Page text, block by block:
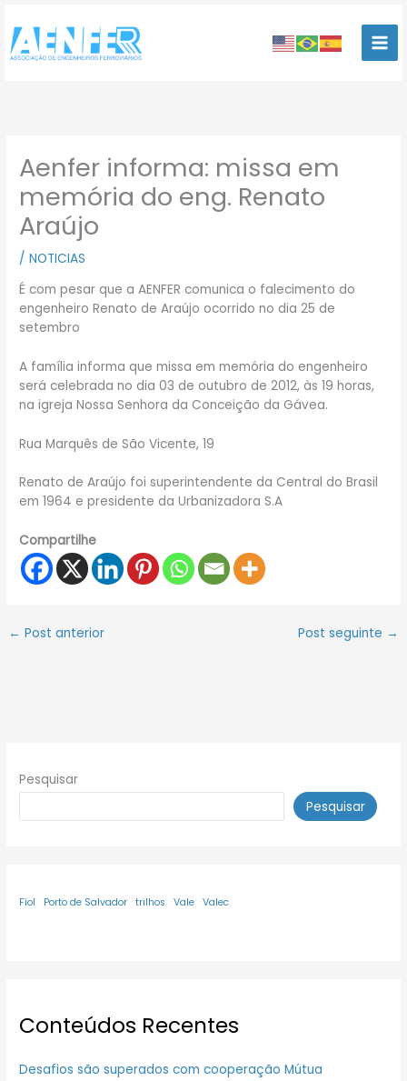
para
conteúdo
Aenfer informa: missa em
memória do eng. Renato
Araújo
/NOTICIAS
É com pesar que a AENFER comunica o falecimento do
engenheiro Renato de Araújo ocorrido no dia 25 de
setembro
A família informa que missa em memória do engenheiro
será celebrada no dia 03 de outubro de 2012, às 19 horas,
na igreja Nossa Senhora da Conceição da Gávea.
Rua Marquês de São Vicente, 19
Renato de Araújo foi superintendente da Central do Brasil
em 1964 e presidente da Urbanizadora S.A
Compartilhe
← Post anterior Post seguinte →
Pesquisar
Pesquisar
Fiol Porto de Salvador trilhos Vale Valec
Conteúdos Recentes
Desafios são superados com cooperação Mútua